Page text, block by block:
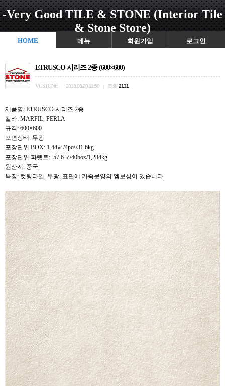
-Very Good TILE & STONE (Interior Tile
& Stone Store)
HOME 메뉴 회원가입 로그인
ETRUSCO 시리즈 2종 (600×600)
VGSTONE 2018.06.20 11:50 조회 2131
제품명: ETRUSCO 시리즈 2종
칼라: MARFIL, PERLA
규격: 600×600
포면상태: 무광
포장단위 BOX: 1.44㎡/4pcs/31.6kg
포장단위 파렛트: 57.6㎡/40box/1,284kg
원산지: 중국
특징: 컷팅타일, 무광, 표면에 가죽문양의 엠보싱이 있습니다.